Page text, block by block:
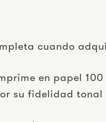
cuando
en papel
su fidelidad